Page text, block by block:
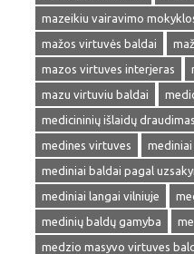
mazeikiu vairavimo
mažos virtuvės baldai
mazos virtuves interjeras
mazu virtuviu baldai
medicininių išlaidų draudimas
medines virtuves
mediniai baldai pagal
mediniai langai vilniuje
medinių baldų gamyba
medzio masyvo virtuves